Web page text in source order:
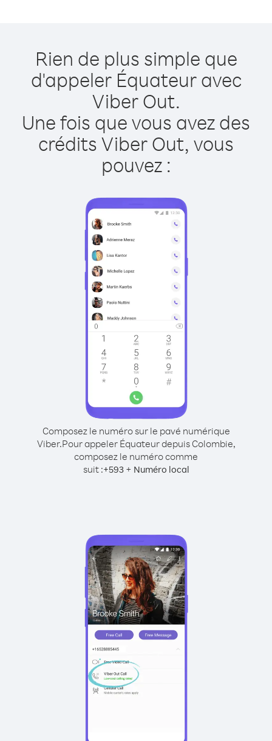
Rien de plus simple que
d'appeler Équateur avec
Viber Out.
Une fois que vous avez des
crédits Viber Out, vous
pouvez :
Composez le numéro sur le pavé numérique
Viber.Pour appeler Équateur depuis Colombie,
composez le numéro comme
suit :+593+ Numéro local